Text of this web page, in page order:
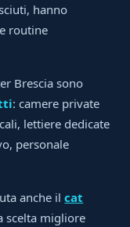
hanno
routine
Brescia sono
: camere private
lettiere dedicate
personale
anche ilcat
scelta migliore